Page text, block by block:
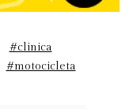
#clinica
#motocicleta